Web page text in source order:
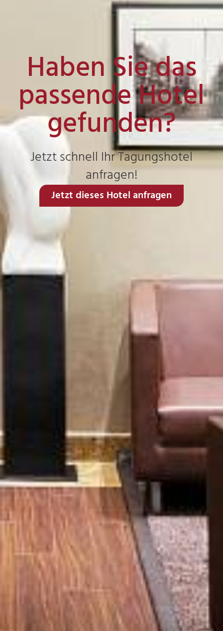
Haben Sie das
passende Hotel
gefunden?
Jetzt schnell Ihr Tagungshotel
anfragen!
Jetzt dieses Hotel anfragen